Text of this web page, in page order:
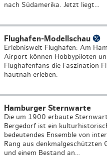
nach Südamerika. Jetzt liegt…
Flughafen-Modellschau
Erlebniswelt Flughafen: Am
Airport können Hobbypiloten
Flughafenfans die Faszination
hautnah erleben.
Hamburger Sternwarte
Die um 1900 erbaute
Bergedorf ist ein
bedeutendes Ensemble von
Rang aus denkmalgeschützten
und einem Bestand an…